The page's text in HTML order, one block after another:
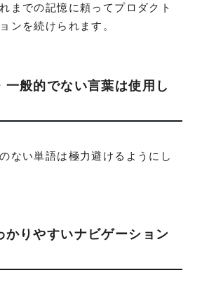
までの記憶に頼ってプロダクト
ンを続けられます。
般的でない言葉は使用し
ない単語は極力避けるようにし
りやすいナビゲーション